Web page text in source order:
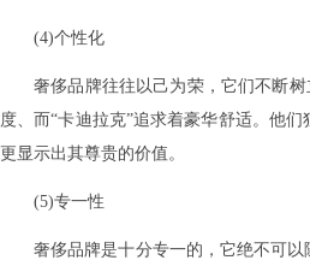
(4)个性化
奢侈品牌往往以己为荣，它们不断
度、而“卡迪拉克”追求着豪华舒适。他
更显示出其尊贵的价值。
(5)专一性
奢侈品牌是十分专一的，它绝不可